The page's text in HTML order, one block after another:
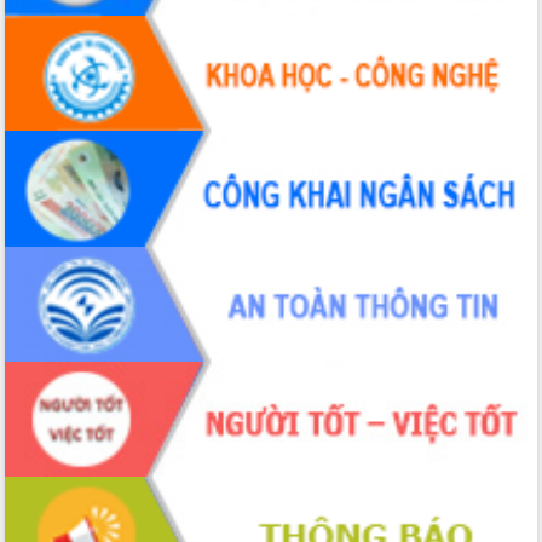
Đắk Lắk: Tôn vinh 46 giải pháp tại Hội
thi Sáng tạo Kỹ thuật 2024 - 2025
Đắk Lắk rà soát, điều chỉnh Đề án 190
về phát triển nuôi trồng thủy sản
Phó Chủ tịch UBND tỉnh Đắk Lắk
Trương Công Thái kiểm tra thực địa
Dự án cao tốc Khánh Hòa - Buôn Ma
Thuột
Định vị cà phê Việt Nam như một “di
sản sống” trong dòng chảy toàn cầu
Xây dựng nông thôn mới: Nâng cao đời
sống người dân từ những mô hình thiết
thực
Quyết liệt tháo gỡ vướng mắc, đẩy
nhanh tiến độ các dự án trọng điểm
trong Khu kinh tế Nam Phú Yên
Hòn Yến phát triển du lịch gắn với bảo
tồn biển
Lấy ý kiến điều chỉnh Quy hoạch tỉnh
Đắk Lắk thời kỳ 2021-2030, tầm nhìn